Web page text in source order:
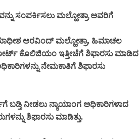
ಸಂಪರ್ಕಿಸಲು ಮಲ್ಹೋತ್ರಾ ಅವರಿಗೆ
ಅರವಿಂದ್ ಮಲ್ಹೋತ್ರಾ, ಹಿಮಾಚಲ
ಕೊಲಿಜಿಯಂ ಇತ್ತೀಚೆಗೆ ಶಿಫಾರಸು ಮಾಡಿದ
ನೇಮಕಾತಿಗೆ ಶಿಫಾರಸು
ನೀಡಲು ನ್ಯಾಯಾಂಗ ಅಧಿಕಾರಿಗಳಾದ
ಶಿಫಾರಸು ಮಾಡಿತ್ತು.